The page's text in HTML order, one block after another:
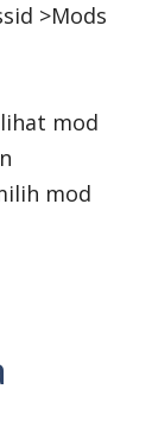
>Mods
mod
mod